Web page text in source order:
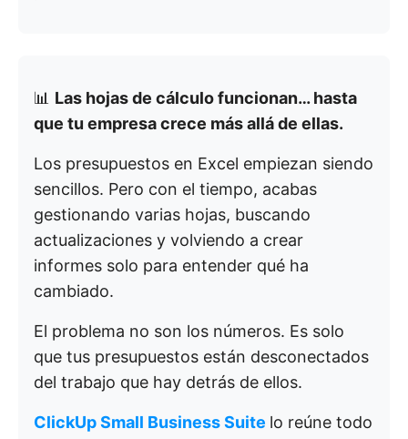
📊 Las hojas de cálculo funcionan… hasta
que tu empresa crece más allá de ellas.
Los presupuestos en Excel empiezan siendo
sencillos. Pero con el tiempo, acabas
gestionando varias hojas, buscando
actualizaciones y volviendo a crear
informes solo para entender qué ha
cambiado.
El problema no son los números. Es solo
que tus presupuestos están desconectados
del trabajo que hay detrás de ellos.
ClickUp Small Business Suite lo reúne todo